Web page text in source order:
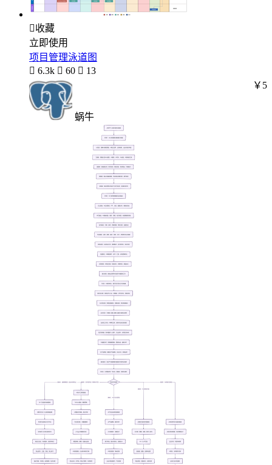
收藏
立即使用
项目管理泳道图
 6.3k  60  13
蜗牛
￥5